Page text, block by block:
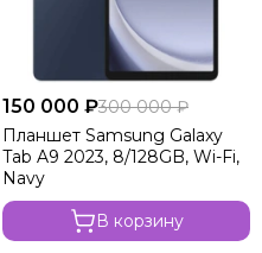
150 000 ₽300 000 ₽
Планшет Samsung Galaxy
Tab A9 2023, 8/128GB, Wi-Fi,
Navy
В корзину